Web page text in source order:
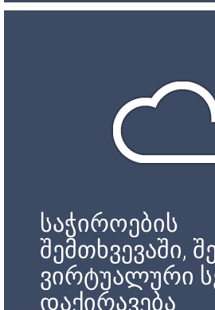
საჭიროების
შემთხვევაში,
ვირტუალური
დაქირავება